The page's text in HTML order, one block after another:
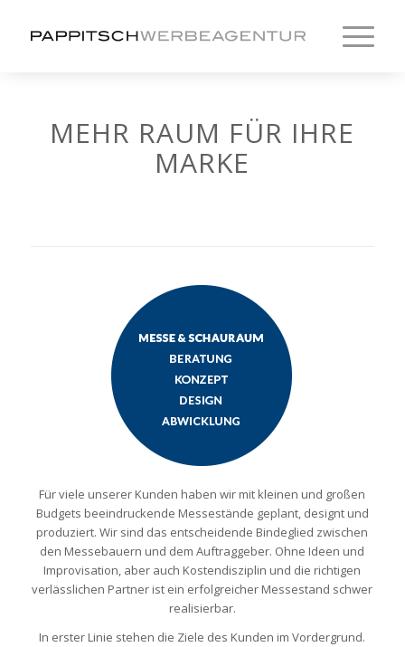
MEHR RAUM FÜR IHRE
MARKE
Für viele unserer Kunden haben wir mit kleinen und großen
Budgets beeindruckende Messestände geplant, designt und
produziert. Wir sind das entscheidende Bindeglied zwischen
den Messebauern und dem Auftraggeber. Ohne Ideen und
Improvisation, aber auch Kostendisziplin und die richtigen
verlässlichen Partner ist ein erfolgreicher Messestand schwer
realisierbar.
In erster Linie stehen die Ziele des Kunden im Vordergrund.